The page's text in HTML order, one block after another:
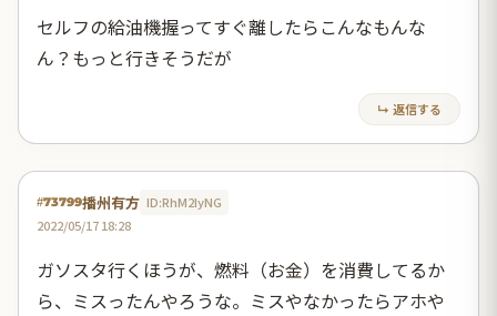
セルフの給油機握ってすぐ離したらこんなもんな
ん？もっと行きそうだが
↳ 返信する
#73799播州有方 ID:RhM2IyNG
2022/05/17 18:28
ガソスタ行くほうが、燃料（お金）を消費してるか
ら、ミスったんやろうな。ミスやなかったらアホや